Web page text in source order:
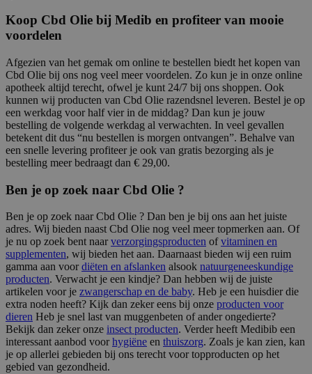
Koop Cbd Olie bij Medib en profiteer van mooie
voordelen
Afgezien van het gemak om online te bestellen biedt het kopen van
Cbd Olie bij ons nog veel meer voordelen. Zo kun je in onze online
apotheek altijd terecht, ofwel je kunt 24/7 bij ons shoppen. Ook
kunnen wij producten van Cbd Olie razendsnel leveren. Bestel je op
een werkdag voor half vier in de middag? Dan kun je jouw
bestelling de volgende werkdag al verwachten. In veel gevallen
betekent dit dus “nu bestellen is morgen ontvangen”. Behalve van
een snelle levering profiteer je ook van gratis bezorging als je
bestelling meer bedraagt dan € 29,00.
Ben je op zoek naar Cbd Olie ?
Ben je op zoek naar Cbd Olie ? Dan ben je bij ons aan het juiste
adres. Wij bieden naast Cbd Olie nog veel meer topmerken aan. Of
je nu op zoek bent naarverzorgingsproducten ofvitaminen en
supplementen, wij bieden het aan. Daarnaast bieden wij een ruim
gamma aan voordiëten en afslanken alsook natuurgeneeskundige
producten. Verwacht je een kindje? Dan hebben wij de juiste
artikelen voor je zwangerschap en de baby. Heb je een huisdier die
extra noden heeft? Kijk dan zeker eens bij onze producten voor
dieren Heb je snel last van muggenbeten of ander ongedierte?
Bekijk dan zeker onze insect producten. Verder heeft Medibib een
interessant aanbod voorhygiëne en thuiszorg. Zoals je kan zien, kan
je op allerlei gebieden bij ons terecht voor topproducten op het
gebied van gezondheid.